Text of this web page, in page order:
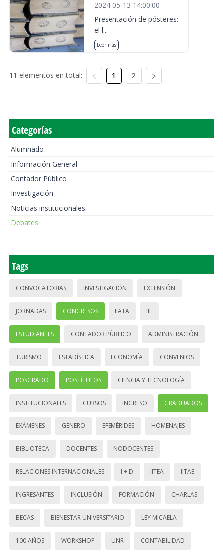
2024-05-13 14:00:00
Presentación de pósteres:
el l...
Leer más
11 elementos en total: 1 2
Categorías
Alumnado
Información General
Contador Público
Investigación
Noticias institucionales
Debates
Tags
CONVOCATORIAS INVESTIGACIÓN EXTENSIÓN
JORNADAS CONGRESOS IIATA IIE
ESTUDIANTES CONTADOR PÚBLICO ADMINISTRACIÓN
TURISMO ESTADÍSTICA ECONOMÍA CONVENIOS
POSGRADO POSTÍTULOS CIENCIA Y TECNOLOGÍA
INSTITUCIONALES CURSOS INGRESO GRADUADOS
EXÁMENES GÉNERO EFEMÉRIDES HOMENAJES
BIBLIOTECA DOCENTES NODOCENTES
RELACIONES INTERNACIONALES I + D IITEA IITAE
INGRESANTES INCLUSIÓN FORMACIÓN CHARLAS
BECAS BIENESTAR UNIVERSITARIO LEY MICAELA
100 AÑOS WORKSHOP UNR CONTABILIDAD